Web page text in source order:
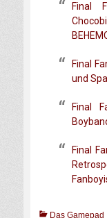
Final
Final
und
Final
Final
Das Gamepad